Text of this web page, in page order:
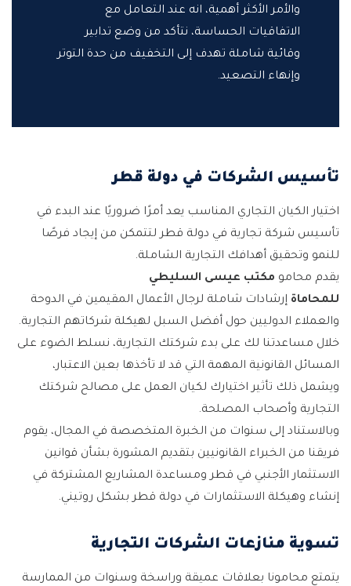
والأمر الأكثر أهمية، انه عند التعامل مع
الاتفاقيات الحساسة، نتأكد من وضع تدابير
وقائية شاملة تهدف إلى التخفيف من حدة التوتر
وإنهاء التصعيد.
تأسيس الشركات في دولة قطر
اختيار الكيان التجاري المناسب يعد أمرًا ضروريًا عند البدء في
تأسيس شركة تجارية في دولة قطر لتتمكن من إيجاد فرصًا
للنمو وتحقيق أهدافك التجارية الشاملة.
يقدم محامو مكتب عيسى السليطي
للمحاماة إرشادات شاملة لرجال الأعمال المقيمين في الدوحة
والعملاء الدوليين حول أفضل السبل لهيكلة شركاتهم التجارية.
خلال مساعدتنا لك على بدء شركتك التجارية، نسلط الضوء على
المسائل القانونية المهمة التي قد لا تأخذها بعين الاعتبار،
ويشمل ذلك تأثير اختيارك لكيان العمل على مصالح شركتك
التجارية وأصحاب المصلحة.
وبالاستناد إلى سنوات من الخبرة المتخصصة في المجال، يقوم
فريقنا من الخبراء القانونيين بتقديم المشورة بشأن قوانين
الاستثمار الأجنبي في قطر ومساعدة المشاريع المشتركة في
إنشاء وهيكلة الاستثمارات في دولة قطر بشكل روتيني.
تسوية منازعات الشركات التجارية
يتمتع محامونا بعلاقات عميقة وراسخة وسنوات من الممارسة